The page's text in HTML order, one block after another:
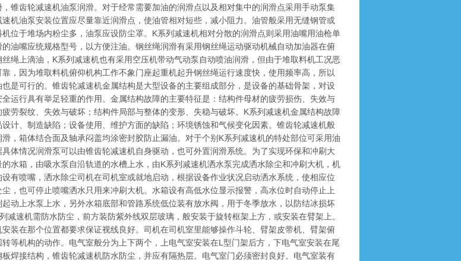
，锥齿轮减速机油泵润滑。对于经常需要加油的润滑点以及相对集中的润滑点采用手动泵集
机油泵安装位置应尽量靠近润滑点，使油管相对短些，减小阻力。油管般采用无缝钢管或
位于堆场内粉尘多，油泵应设防尘罩。K系列减速机相对分散的润滑点则采用油嘴用油枪单
的油嘴应统规格型号，以方便注油。钢丝绳润滑有采用钢丝绳运动驱动机械自动加油器在俯
绳上滴油，K系列减速机也有采用空压机带动气动泵自动喷油润滑，但由于堆取料机工况恶
，因为堆取料机俯仰机构工作不象门座起重机起升钢丝绳运行速度快，使用频率高，所以
是可行的。锥齿轮减速机金属结构是大型设备的主要组成部分，是设备的基础骨架，对设
运行具有举足轻重的作用。金属结构故障的主要特征是：结构件母材的疲劳损伤、失效与
劳裂纹、失效与破坏；结构件局部与整体的变形、失稳与破坏。K系列减速机金属结构故障
计、制造缺陷；设备使用、维护方面的缺陷；环境锈蚀和气候变化因素。锥齿轮减速机般
，箱体结合面及轴承闷盖均涂密封胶防止漏油。对于个别K系列减速机的特处部位可采用油
体情况润滑泵可以由锥齿轮减速机自身驱动，也可外置润滑系统。为了实现环保和冲刷大
水箱，由吸水泵自沿轨道的水槽上水，由K系列减速机洒水泵完成洒水除尘和冲刷大机，机
设有喷嘴，洒水除尘司机在司机室或就地启动，根据设备作业状况启动洒水系统，使相应位
，也可停止喷嘴洒水只用来冲刷大机。水箱设有高低水位显示报警，高水位时自动停止上
动上水泵上水，另外水箱底部和管路系统低位装有放水阀，用于冬季放水，以防结冰损坏
减速机需防水防尘，前方装防紫外线双层玻璃，般安装于旋转框架上方，或安装在臂架上。
装在那个位置都要求保证视线良好。司机在司机室里能够操作斗轮、臂架皮带机、臂架俯
等机构的动作。电气室般分为上下两个，上电气室安装在L型门架后方，下电气室安装在尾
焊接结构，锥齿轮减速机防水防尘，并应有隔热层。电气室门必须密封良好。电气室装有